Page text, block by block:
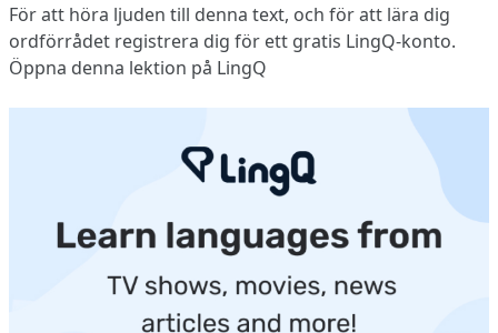
För att höra ljuden till denna text, och för att lära dig
ordförrådet registrera dig för ett gratis LingQ-konto.
Öppna denna lektion på LingQ